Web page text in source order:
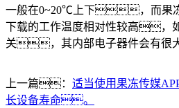
一般在0~20℃上下，而果冻
下载的工作温度相对性较高，
关，其内部电子器件会有很
上一篇： 适当使用果冻传媒
长设备寿命。